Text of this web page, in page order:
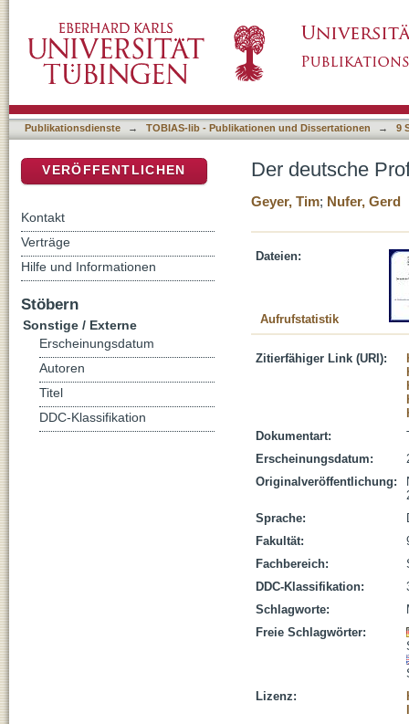
Publikationsdienste → TOBIAS-lib - Publikationen und Dissertationen → 9
Der deutsche
Geyer, Tim; Nufer, Gerd
Dateien:
Aufrufstatistik
Zitierfähiger Link (URI):
Dokumentart:
Erscheinungsdatum:
Originalveröffentlichung:
Sprache:
Fakultät:
Fachbereich:
DDC-Klassifikation:
Schlagworte:
Freie Schlagwörter:
Lizenz:
VERÖFFENTLICHEN
Kontakt
Verträge
Hilfe und Informationen
Stöbern
Sonstige / Externe
Erscheinungsdatum
Autoren
Titel
DDC-Klassifikation